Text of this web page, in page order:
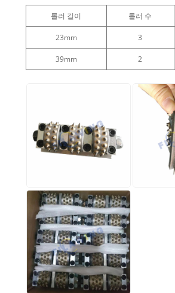
롤러 길이 롤러 수
23mm 3
39mm 2